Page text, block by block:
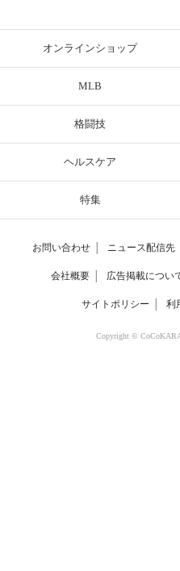
オンラインショップ
MLB
格闘技
ヘルスケア
特集
お問い合わせ ニュース配信先
会社概要 広告掲載につい
サイトポリシー 利
Copyright ©